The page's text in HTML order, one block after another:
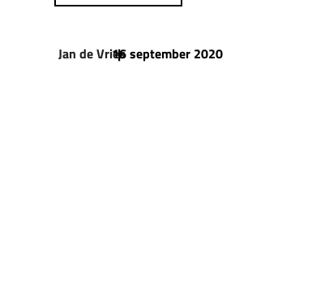
Jan de Vries
|
16 september 2020